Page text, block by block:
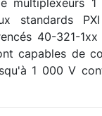
multiplexeurs
standards
40-321-
capables de
1 000 V